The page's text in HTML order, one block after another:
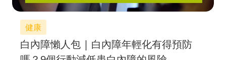
健康
白內障懶人包 | 白內障年輕化有得預防